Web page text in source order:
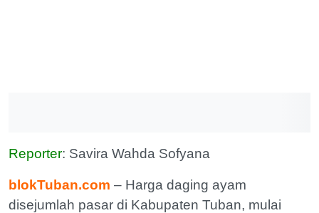
Reporter: Savira Wahda Sofyana
blokTuban.com – Harga daging ayam
disejumlah pasar di Kabupaten Tuban, mulai